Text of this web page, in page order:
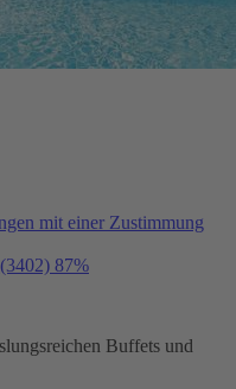
mit einer Zustimmung
(3402) 87%
Buffets und